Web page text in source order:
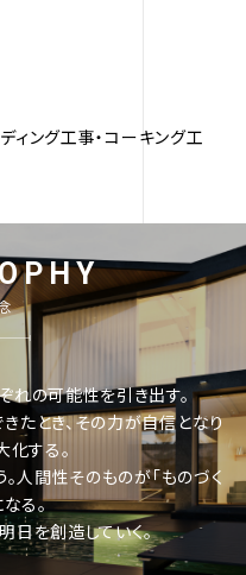
ィング工事・コーキング工
れの可能性を引き出す。
たとき、その力が自信となり
する。
人間性そのものが「ものづく
る。
日を創造していく。